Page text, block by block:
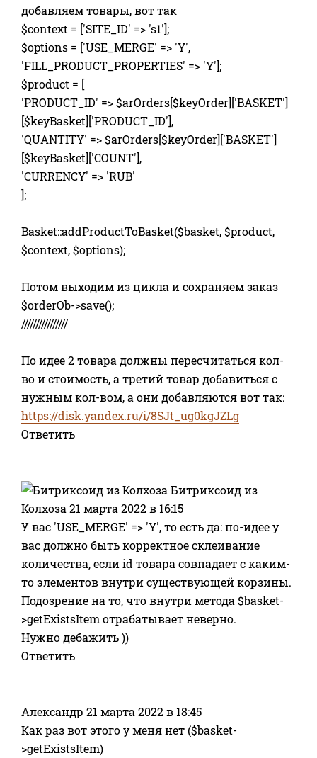
добавляем товары, вот так
$context = ['SITE_ID' => 's1'];
$options = ['USE_MERGE' => 'Y',
'FILL_PRODUCT_PROPERTIES' => 'Y'];
$product = [
'PRODUCT_ID' => $arOrders[$keyOrder]['BASKET']
[$keyBasket]['PRODUCT_ID'],
'QUANTITY' => $arOrders[$keyOrder]['BASKET']
[$keyBasket]['COUNT'],
'CURRENCY' => 'RUB'
];
Basket::addProductToBasket($basket, $product,
$context, $options);
Потом выходим из цикла и сохраняем заказ
$orderOb->save();
////////////////
По идее 2 товара должны пересчитаться кол-
во и стоимость, а третий товар добавиться с
нужным кол-вом, а они добавляются вот так:
https://disk.yandex.ru/i/8SJt_ug0kgJZLg
Ответить
Битриксоид из
Колхоза 21 марта 2022 в 16:15
У вас 'USE_MERGE' => 'Y', то есть да: по-идее у
вас должно быть корректное склеивание
количества, если id товара совпадает с каким-
то элементов внутри существующей корзины.
Подозрение на то, что внутри метода $basket-
>getExistsItem отрабатывает неверно.
Нужно дебажить ))
Ответить
Александр 21 марта 2022 в 18:45
Как раз вот этого у меня нет ($basket-
>getExistsItem)